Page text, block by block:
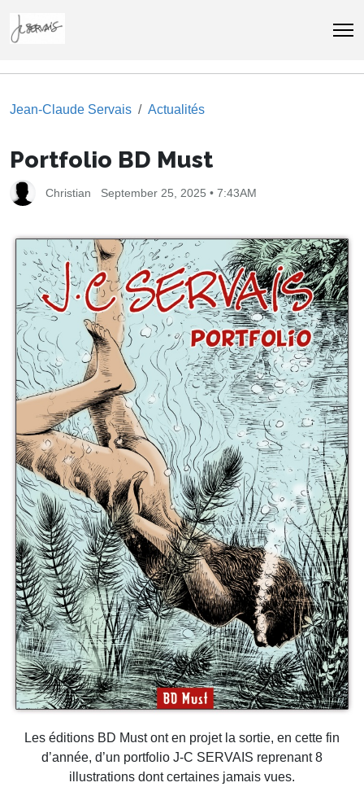
Jean-Claude Servais Actualités
Portfolio BD Must
Christian September 25, 2025 • 7:43AM
Les éditions BD Must ont en projet la sortie, en cette fin
d’année, d’un portfolio J-C SERVAIS reprenant 8
illustrations dont certaines jamais vues.